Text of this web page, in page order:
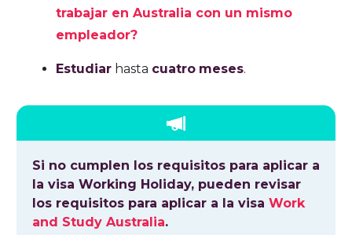
trabajar en Australia con un mismo
empleador?
Estudiar hasta cuatro meses.
Si no cumplen los requisitos para aplicar a
la visa Working Holiday, pueden revisar
los requisitos para aplicar a la visa Work
and Study Australia.